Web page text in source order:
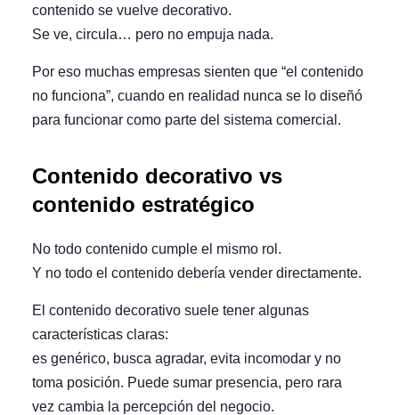
contenido se vuelve decorativo.
Se ve, circula… pero no empuja nada.
Por eso muchas empresas sienten que “el contenido
no funciona”, cuando en realidad nunca se lo diseñó
para funcionar como parte del sistema comercial .
Contenido decorativo vs
contenido estratégico
No todo contenido cumple el mismo rol.
Y no todo el contenido debería vender directamente.
El contenido decorativo suele tener algunas
características claras:
es genérico, busca agradar, evita incomodar y no
toma posición. Puede sumar presencia, pero rara
vez cambia la percepción del negocio.